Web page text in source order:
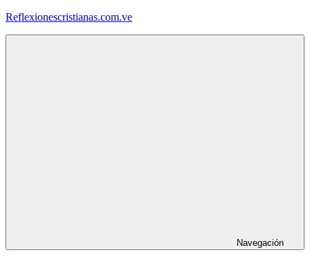
Saltar
Reflexionescristianas.com.ve
Navegación